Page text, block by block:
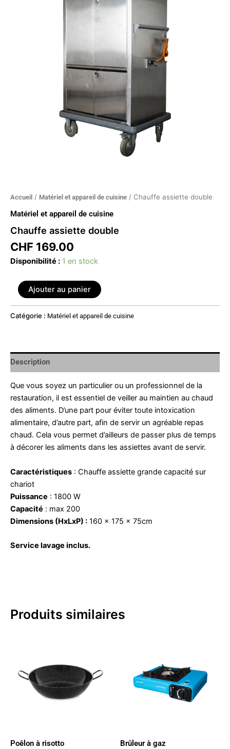
Accueil / Matériel et appareil de cuisine / Chauffe assiette double
Matériel et appareil de cuisine
Chauffe assiette double
CHF 169.00
Disponibilité : 1 en stock
Ajouter au panier
Catégorie : Matériel et appareil de cuisine
Description
Que vous soyez un particulier ou un professionnel de la
restauration, il est essentiel de veiller au maintien au chaud
des aliments. D’une part pour éviter toute intoxication
alimentaire, d’autre part, afin de servir un agréable repas
chaud. Cela vous permet d’ailleurs de passer plus de temps
à décorer les aliments dans les assiettes avant de servir.
Caractéristiques : Chauffe assiette grande capacité sur
chariot
Puissance : 1800 W
Capacité : max 200
Dimensions (HxLxP) : 160 x 175 x 75cm
Service lavage inclus.
Produits similaires
Poêlon à risotto Brûleur à gaz